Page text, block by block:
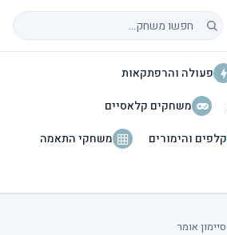
חיפוש משחקים
פעולה והרפתקאות
משחקים קלאסיים
קלפים והימורים
משחקי התאמה
סיימון אומר